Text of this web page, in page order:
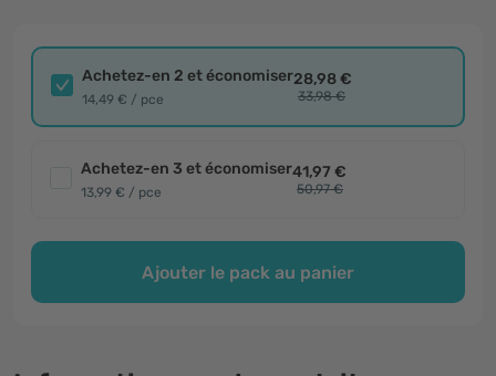
Achetez-en 2 et économiser
14,49 € / pce
28,98 €
33,98 €
Achetez-en 3 et économiser
13,99 € / pce
41,97 €
50,97 €
Ajouter le pack au panier